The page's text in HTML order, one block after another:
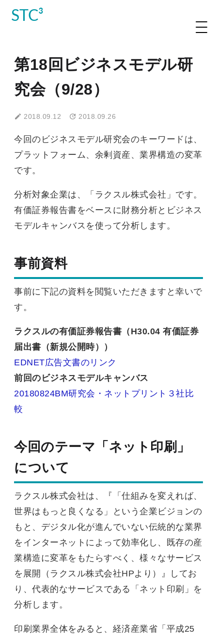
STC³
第18回ビジネスモデル研
究会（9/28）
2018.09.12 2018.09.26
今回のビジネスモデル研究会のキーワードは、
プラットフォーム、余剰資産、業界構造の変革
です。
分析対象企業は、「ラクスル株式会社」です。
有価証券報告書をベースに財務分析とビジネス
モデルキャンバスを使って分析します。
事前資料
事前に下記の資料を閲覧いただきますと幸いで
す。
ラクスルの有価証券報告書（H30.04 有価証券
届出書（新規公開時））
EDNET広告文書のリンク
前回のビジネスモデルキャンバス
20180824BM研究会・ネットプリント３社比
較
今回のテーマ「ネット印刷」
について
ラクスル株式会社は、『「仕組みを変えれば、
世界はもっと良くなる」という企業ビジョンの
もと、デジタル化が進んでいない伝統的な業界
をインターネットによって効率化し、既存の産
業構造に変革をもたらすべく、様々なサービス
を展開（ラクスル株式会社HPより）』してお
り、代表的なサービスである「ネット印刷」を
分析します。
印刷業界全体をみると、経済産業省「平成25